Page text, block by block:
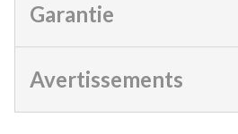
Garantie
Avertissements